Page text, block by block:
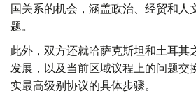
国关系的机会，涵盖政治、经贸和人
题。
此外，双方还就哈萨克斯坦和土耳其
发展，以及当前区域议程上的问题交
实最高级别协议的具体步骤。